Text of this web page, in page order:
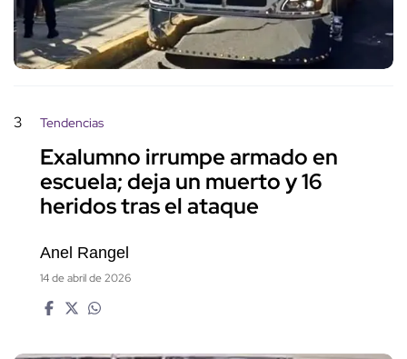
3 Tendencias
Exalumno irrumpe armado en
escuela; deja un muerto y 16
heridos tras el ataque
Anel Rangel
14 de abril de 2026